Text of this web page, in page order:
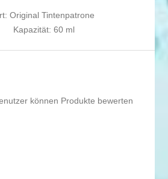
Original Tintenpatrone
Kapazität: 60 ml
können Produkte bewerten